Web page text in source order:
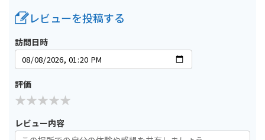
レビューを投稿する
訪問日時
評価
レビュー内容